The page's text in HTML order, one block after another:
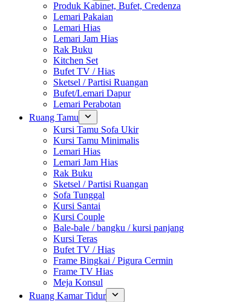
Produk Kabinet, Bufet, Credenza
Lemari Pakaian
Lemari Hias
Lemari Jam Hias
Rak Buku
Kitchen Set
Bufet TV / Hias
Sketsel / Partisi Ruangan
Bufet/Lemari Dapur
Lemari Perabotan
Ruang Tamu
Kursi Tamu Sofa Ukir
Kursi Tamu Minimalis
Lemari Hias
Lemari Jam Hias
Rak Buku
Sketsel / Partisi Ruangan
Sofa Tunggal
Kursi Santai
Kursi Couple
Bale-bale / bangku / kursi panjang
Kursi Teras
Bufet TV / Hias
Frame Bingkai / Pigura Cermin
Frame TV Hias
Meja Konsul
Ruang Kamar Tidur